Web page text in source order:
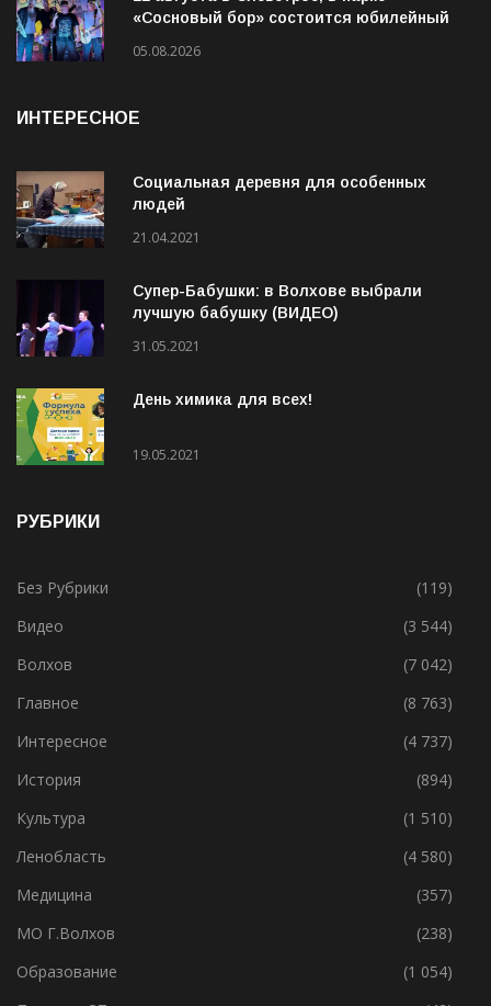
22 августа в Сясьстрое, в парке
Социальная деревня для особенных
21.04.2021
Супер-Бабушки: в Волхове выбрали
31.05.2021
День химика для всех!
Без Рубрики
(119)
Видео
(3 544)
Волхов
(7 042)
Главное
(8 763)
Интересное
(4 737)
История
(894)
Культура
(1 510)
Ленобласть
(4 580)
Медицина
(357)
МО Г.Волхов
(238)